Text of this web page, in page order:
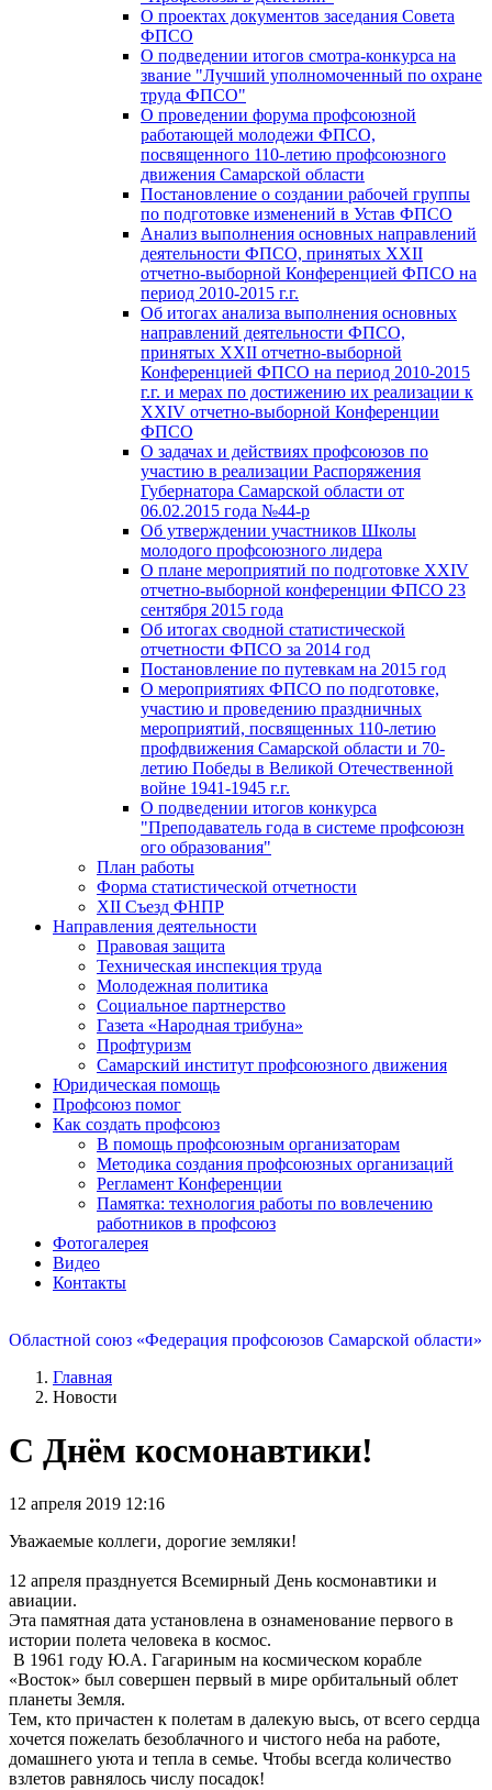
О проектах документов заседания Совета
ФПСО
О подведении итогов смотра-конкурса на
звание "Лучший уполномоченный по охране
труда ФПСО"
О проведении форума профсоюзной
работающей молодежи ФПСО,
посвященного 110-летию профсоюзного
движения Самарской области
Постановление о создании рабочей группы
по подготовке изменений в Устав ФПСО
Анализ выполнения основных направлений
деятельности ФПСО, принятых XXII
отчетно-выборной Конференцией ФПСО на
период 2010-2015 г.г.
Об итогах анализа выполнения основных
направлений деятельности ФПСО,
принятых XXII отчетно-выборной
Конференцией ФПСО на период 2010-2015
г.г. и мерах по достижению их реализации к
XXIV отчетно-выборной Конференции
ФПСО
О задачах и действиях профсоюзов по
участию в реализации Распоряжения
Губернатора Самарской области от
06.02.2015 года №44-р
Об утверждении участников Школы
молодого профсоюзного лидера
О плане мероприятий по подготовке XXIV
отчетно-выборной конференции ФПСО 23
сентября 2015 года
Об итогах сводной статистической
отчетности ФПСО за 2014 год
Постановление по путевкам на 2015 год
О мероприятиях ФПСО по подготовке,
участию и проведению праздничных
мероприятий, посвященных 110-летию
профдвижения Самарской области и 70-
летию Победы в Великой Отечественной
войне 1941-1945 г.г.
О подведении итогов конкурса
"Преподаватель года в системе профсоюзн
ого образования"
План работы
Форма статистической отчетности
XII Съезд ФНПР
Направления деятельности
Правовая защита
Техническая инспекция труда
Молодежная политика
Социальное партнерство
Газета «Народная трибуна»
Профтуризм
Самарский институт профсоюзного движения
Юридическая помощь
Профсоюз помог
Как создать профсоюз
В помощь профсоюзным организаторам
Методика создания профсоюзных организаций
Регламент Конференции
Памятка: технология работы по вовлечению
работников в профсоюз
Фотогалерея
Видео
Контакты
Областной союз «Федерация профсоюзов Самарской области»
Главная
Новости
С Днём космонавтики!
12 апреля 2019 12:16
Уважаемые коллеги, дорогие земляки!
12 апреля празднуется Всемирный День космонавтики и
авиации.
Эта памятная дата установлена в ознаменование первого в
истории полета человека в космос.
В 1961 году Ю.А. Гагариным на космическом корабле
«Восток» был совершен первый в мире орбитальный облет
планеты Земля.
Тем, кто причастен к полетам в далекую высь, от всего сердца
хочется пожелать безоблачного и чистого неба на работе,
домашнего уюта и тепла в семье. Чтобы всегда количество
взлетов равнялось числу посадок!